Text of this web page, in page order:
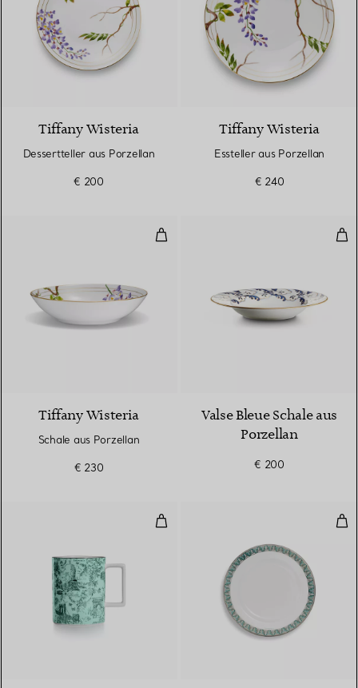
Tiffany Wisteria
Dessertteller aus Porzellan
€ 200
Tiffany Wisteria
Essteller aus Porzellan
€ 240
Schale aus Porzellan
Tiffany Wisteria
Schale aus Porzellan
€ 230
Valse Bleue Schale aus
Porzellan
€ 200
Tasse aus Porzellan